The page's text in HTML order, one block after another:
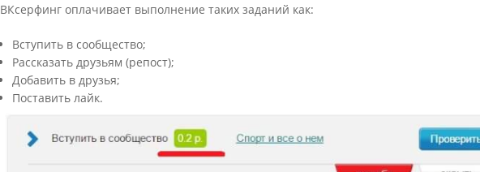
ВКсерфинг оплачивает выполнение таких заданий как:
Вступить в сообщество;
Рассказать друзьям (репост);
Добавить в друзья;
Поставить лайк.